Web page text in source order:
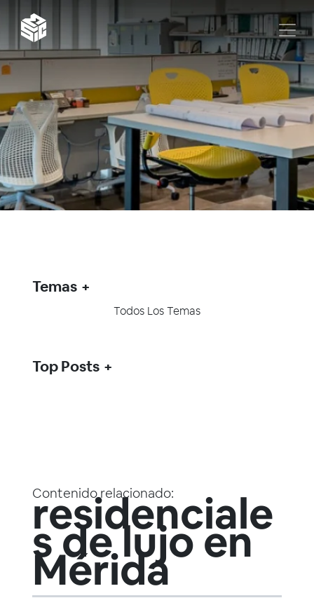
Contenido relacionado:
residenciale
s de lujo en
Mérida
Temas
Todos Los Temas
Top Posts